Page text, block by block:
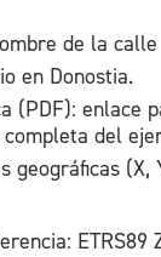
de la calle
en Donostia.
(PDF): enlace
del
geográficas (X,
ETRS89